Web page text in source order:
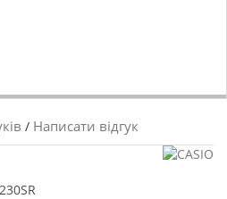
/ Написати відгук